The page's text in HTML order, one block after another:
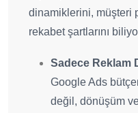
dinamiklerini, müşteri
rekabet şartlarını
Sadece Reklam
Google Ads
değil, dönüşüm